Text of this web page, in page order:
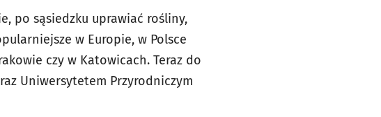
po sąsiedzku uprawiać rośliny,
w Europie, w Polsce
czy w Katowicach. Teraz do
Uniwersytetem Przyrodniczym